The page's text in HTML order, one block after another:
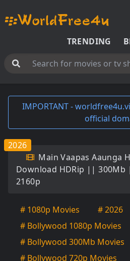
TRENDING
IMPORTANT -
official
Main Vaapas Aaunga
Download HDRip ||
2160p
2026
# 1080p Movies # 2026
# Bollywood 1080p Movies
# Bollywood 300Mb Movies
# Bollywood 720p Movies